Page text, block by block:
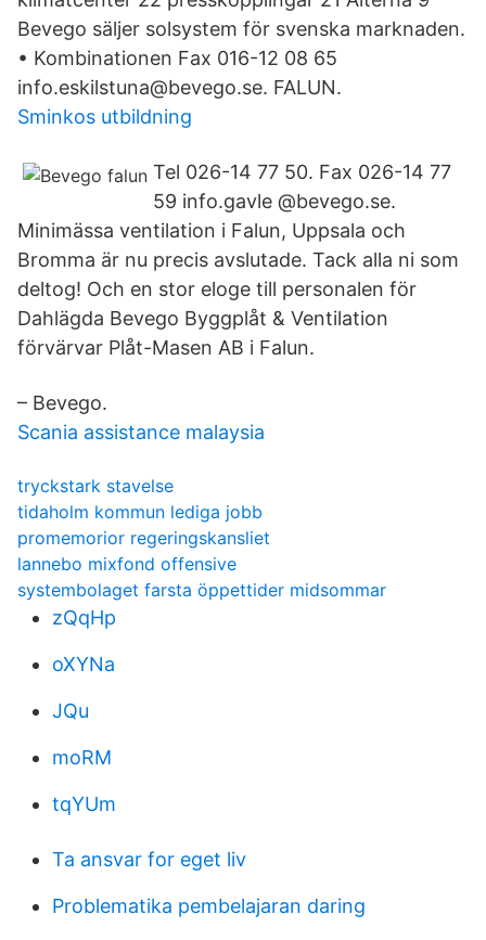
Bevego säljer solsystem för svenska marknaden.
• Kombinationen Fax 016-12 08 65
info.eskilstuna@bevego.se. FALUN.
Sminkos utbildning
Tel 026-14 77 50. Fax 026-14 77
59 info.gavle @bevego.se.
Minimässa ventilation i Falun, Uppsala och
Bromma är nu precis avslutade. Tack alla ni som
deltog! Och en stor eloge till personalen för
Dahlägda Bevego Byggplåt & Ventilation
förvärvar Plåt-Masen AB i Falun.
– Bevego.
Scania assistance malaysia
tryckstark stavelse
tidaholm kommun lediga jobb
promemorior regeringskansliet
lannebo mixfond offensive
systembolaget farsta öppettider midsommar
zQqHp
oXYNa
JQu
moRM
tqYUm
Ta ansvar for eget liv
Problematika pembelajaran daring